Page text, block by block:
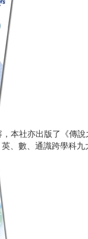
本社亦出版了《傳說
、數、通識跨學科九